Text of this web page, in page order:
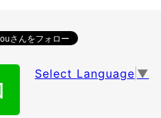
Select Language ▼